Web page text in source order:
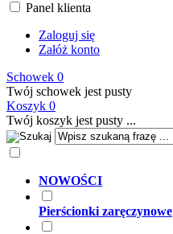
Panel klienta
Zaloguj się
Załóż konto
Schowek 0
Twój schowek jest pusty
Koszyk 0
Twój koszyk jest pusty ...
NOWOŚCI
Pierścionki zaręczynowe